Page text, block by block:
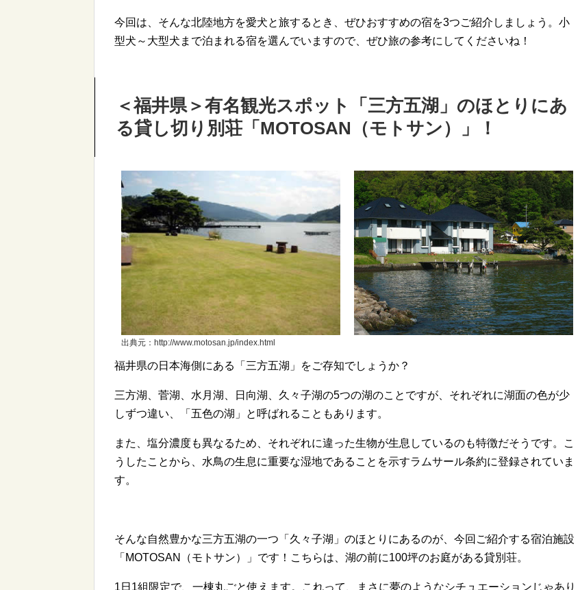
今回は、そんな北陸地方を愛犬と旅するとき、ぜひおすすめの宿を3つご紹介しましょう。小
型犬～大型犬まで泊まれる宿を選んでいますので、ぜひ旅の参考にしてくださいね！
＜福井県＞有名観光スポット「三方五湖」のほとりにあ
る貸し切り別荘「MOTOSAN（モトサン）」！
出典元：http://www.motosan.jp/index.html
福井県の日本海側にある「三方五湖」をご存知でしょうか？
三方湖、菅湖、水月湖、日向湖、久々子湖の5つの湖のことですが、それぞれに湖面の色が少
しずつ違い、「五色の湖」と呼ばれることもあります。
また、塩分濃度も異なるため、それぞれに違った生物が生息しているのも特徴だそうです。こ
うしたことから、水鳥の生息に重要な湿地であることを示すラムサール条約に登録されていま
す。
そんな自然豊かな三方五湖の一つ「久々子湖」のほとりにあるのが、今回ご紹介する宿泊施設
「MOTOSAN（モトサン）」です！こちらは、湖の前に100坪のお庭がある貸別荘。
1日1組限定で、一棟丸ごと使えます。これって、まさに夢のようなシチュエーションじゃあり